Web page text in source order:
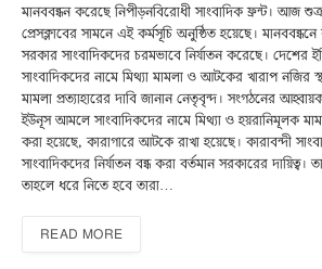
মানববন্ধন করেছে নিপীড়নবিরোধী সাংবাদিক ফ্রন্ট। আজ
প্রেসক্লাবের সামনে এই কর্মসূচি অনুষ্ঠিত হয়েছে।
সরকার সাংবাদিকদের চরমভাবে নির্যাতন করেছে। দেশের
সাংবাদিকদের নামে মিথ্যা মামলা ও আটকের খারাপ নজির
মামলা প্রত্যাহারের দাবি জানান নেতৃবৃন্দ। সংগঠনের
ইউনূস আমলে সাংবাদিকদের নামে মিথ্যা ও হয়রানিমূলক
করা হয়েছে, কারাগারে আটকে রাখা হয়েছে। কারাবন্দী
সাংবাদিকদের নির্যাতন বন্ধ করা বর্তমান সরকারের দায়িত্ব।
তাহলে ধরে নিতে হবে তারা…
READ MORE